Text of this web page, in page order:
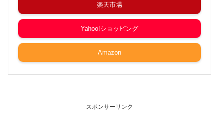
楽天市場
Yahoo!ショッピング
Amazon
スポンサーリンク